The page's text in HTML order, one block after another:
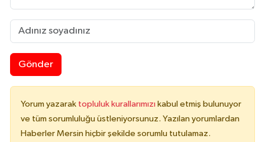
Gönder
Yorum yazarak topluluk kurallarımızı kabul etmiş bulunuyor
ve tüm sorumluluğu üstleniyorsunuz. Yazılan yorumlardan
Haberler Mersin hiçbir şekilde sorumlu tutulamaz.